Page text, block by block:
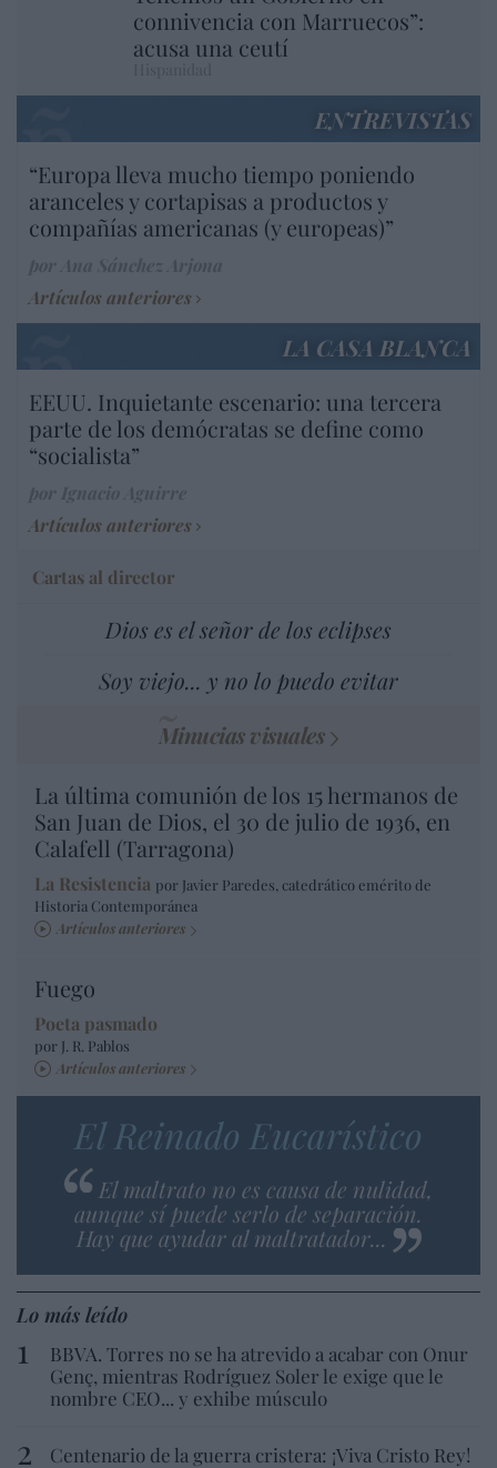
connivencia con Marruecos”:
acusa una ceutí
ENTREVISTAS
“Europa lleva mucho tiempo poniendo
aranceles y cortapisas a productos y
compañías americanas (y europeas)”
Artículos anteriores
LA CASA BLANCA
EEUU. Inquietante escenario: una tercera
parte de los demócratas se define como
“socialista”
Artículos anteriores
Cartas al director
Dios es el señor de los eclipses
Soy viejo... y no lo puedo evitar
Minucias visuales
La última comunión de los 15 hermanos de
San Juan de Dios, el 30 de julio de 1936, en
Calafell (Tarragona)
La Resistencia por Javier Paredes, catedrático emérito de
Historia Contemporánea
Artículos anteriores
Fuego
Poeta pasmado
por J. R. Pablos
Artículos anteriores
El Reinado Eucarístico
El maltrato no es causa de nulidad,
aunque sí puede serlo de separación.
Hay que ayudar al maltratador...
Lo más leído
BBVA. Torres no se ha atrevido a acabar con Onur
Genç, mientras Rodríguez Soler le exige que le
nombre CEO... y exhibe músculo
Centenario de la guerra cristera: ¡Viva Cristo Rey!